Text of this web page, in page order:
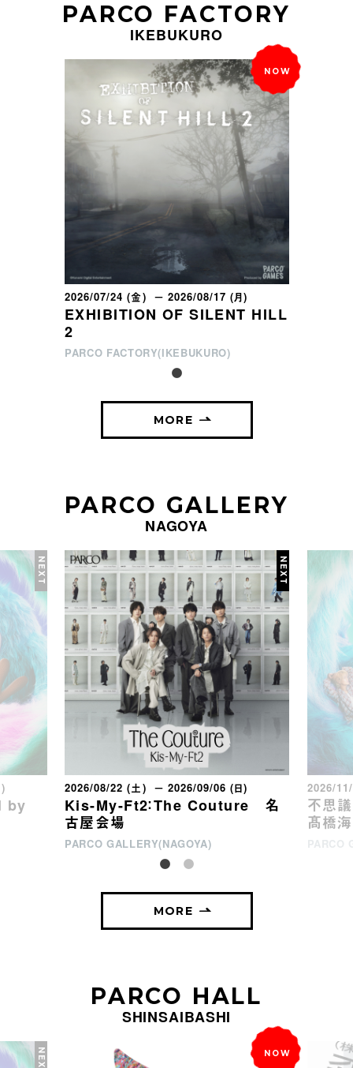
PARCO FACTORY
IKEBUKURO
2026/07/24 (金) － 2026/08/17 (月)
EXHIBITION OF SILENT HILL
2
PARCO FACTORY(IKEBUKURO)
MORE
PARCO GALLERY
NAGOYA
by
2026/08/22 (土) － 2026/09/06 (日)
Kis-My-Ft2：The Couture 名
古屋会場
PARCO GALLERY(NAGOYA)
2026/
不思
髙橋
MORE
PARCO HALL
SHINSAIBASHI